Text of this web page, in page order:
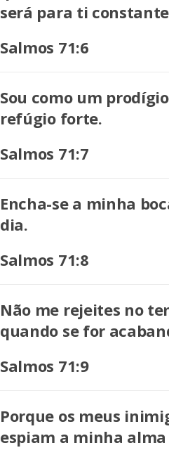
será para ti
Salmos 71:6
Sou como um
refúgio forte.
Salmos 71:7
Encha-se a minha
dia.
Salmos 71:8
Não me rejeites no
quando se for
Salmos 71:9
Porque os meus
espiam a minha